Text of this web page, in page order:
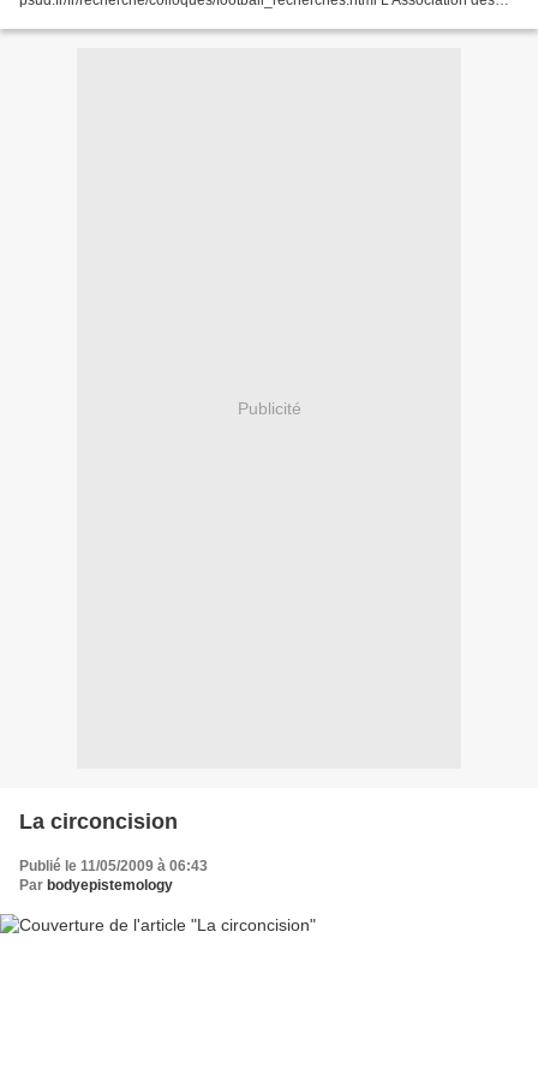
Football (FFF),...
Publicité
La circoncision
Publié le 11/05/2009 à 06:43
Par bodyepistemology